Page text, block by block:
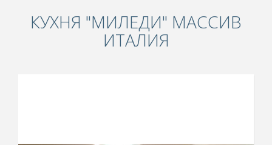
КУХНЯ "МИЛЕДИ" МАССИВ
ИТАЛИЯ